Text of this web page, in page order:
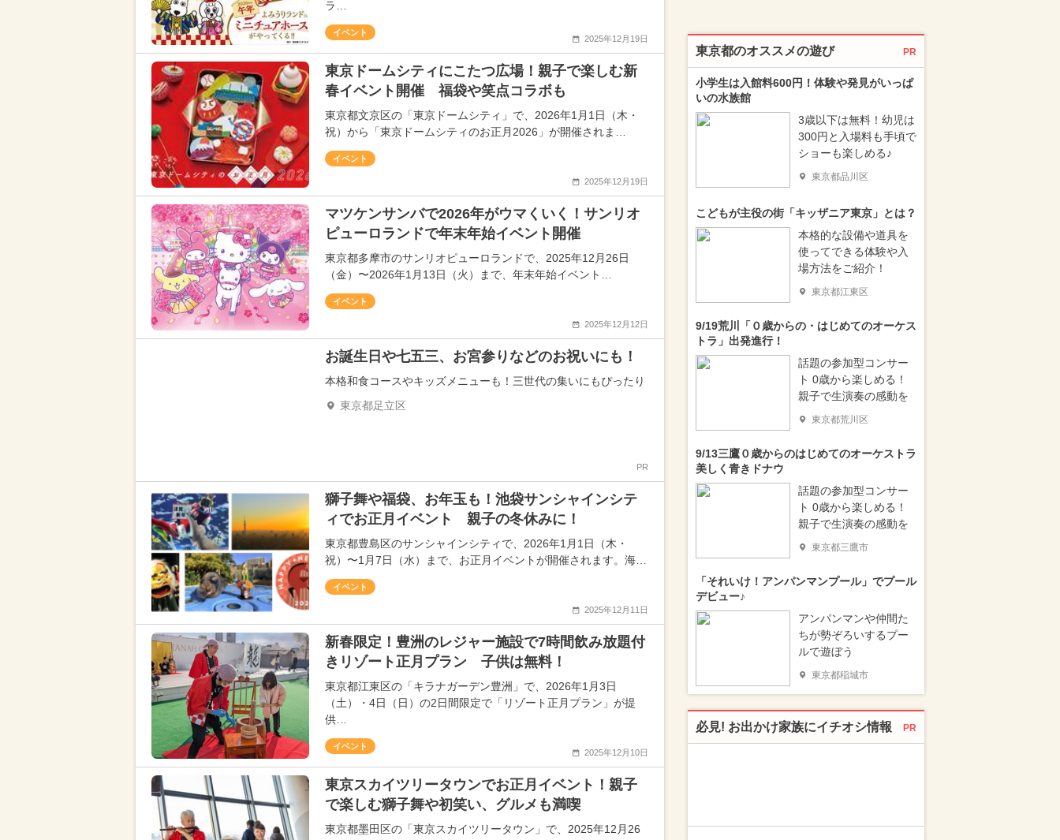
ラ…
イベント
2025年12月19日
東京ドームシティにこたつ広場！親子で楽しむ新
春イベント開催 福袋や笑点コラボも
東京都文京区の「東京ドームシティ」で、2026年1月1日（木・
祝）から「東京ドームシティのお正月2026」が開催されま…
イベント
2025年12月19日
マツケンサンバで2026年がウマくいく！サンリオ
ピューロランドで年末年始イベント開催
東京都多摩市のサンリオピューロランドで、2025年12月26日
（金）〜2026年1月13日（火）まで、年末年始イベント…
イベント
2025年12月12日
お誕生日や七五三、お宮参りなどのお祝いにも！
本格和食コースやキッズメニューも！三世代の集いにもぴったり
東京都足立区
PR
獅子舞や福袋、お年玉も！池袋サンシャインシテ
ィでお正月イベント 親子の冬休みに！
東京都豊島区のサンシャインシティで、2026年1月1日（木・
祝）〜1月7日（水）まで、お正月イベントが開催されます。海…
イベント
2025年12月11日
新春限定！豊洲のレジャー施設で7時間飲み放題付
きリゾート正月プラン 子供は無料！
東京都江東区の「キラナガーデン豊洲」で、2026年1月3日
（土）・4日（日）の2日間限定で「リゾート正月プラン」が提
供…
イベント
2025年12月10日
東京スカイツリータウンでお正月イベント！親子
で楽しむ獅子舞や初笑い、グルメも満喫
東京都墨田区の「東京スカイツリータウン」で、2025年12月26
東京都のオススメの遊び PR
小学生は入館料600円！体験や発見がいっぱ
いの水族館
3歳以下は無料！幼児は
300円と入場料も手頃で
ショーも楽しめる♪
東京都品川区
こどもが主役の街「キッザニア東京」とは？
本格的な設備や道具を
使ってできる体験や入
場方法をご紹介！
東京都江東区
9/19荒川「０歳からの・はじめてのオーケス
トラ」出発進行！
話題の参加型コンサー
ト 0歳から楽しめる！
親子で生演奏の感動を
東京都荒川区
9/13三鷹０歳からのはじめてのオーケストラ
美しく青きドナウ
話題の参加型コンサー
ト 0歳から楽しめる！
親子で生演奏の感動を
東京都三鷹市
「それいけ！アンパンマンプール」でプール
デビュー♪
アンパンマンや仲間た
ちが勢ぞろいするプー
ルで遊ぼう
東京都稲城市
必見! お出かけ家族にイチオシ情報 PR